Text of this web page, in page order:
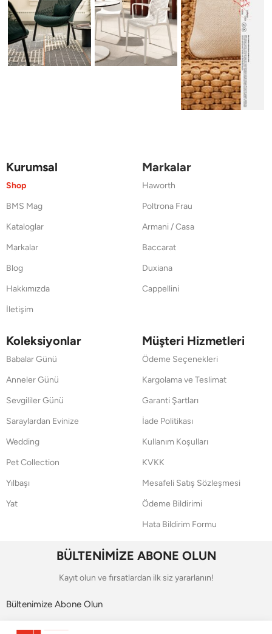
Kurumsal
Shop
BMS Mag
Kataloglar
Markalar
Blog
Hakkımızda
İletişim
Markalar
Haworth
Poltrona Frau
Armani / Casa
Baccarat
Duxiana
Cappellini
Koleksiyonlar
Babalar Günü
Anneler Günü
Sevgililer Günü
Saraylardan Evinize
Wedding
Pet Collection
Yılbaşı
Yat
Müşteri Hizmetleri
Ödeme Seçenekleri
Kargolama ve Teslimat
Garanti Şartları
İade Politikası
Kullanım Koşulları
KVKK
Mesafeli Satış Sözleşmesi
Ödeme Bildirimi
Hata Bildirim Formu
BÜLTENİMİZE ABONE OLUN
Kayıt olun ve fırsatlardan ilk siz yararlanın!
Bültenimize Abone Olun